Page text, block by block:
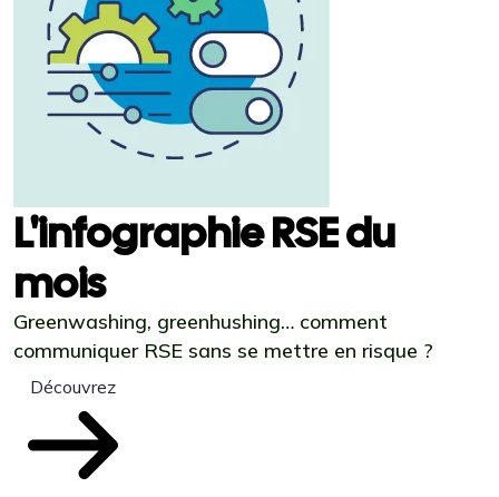
L'infographie RSE du
mois
Greenwashing, greenhushing… comment
communiquer RSE sans se mettre en risque ?
Découvrez